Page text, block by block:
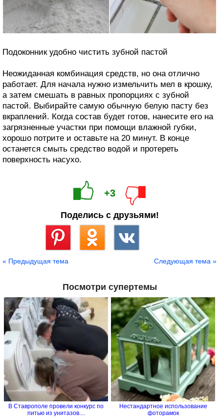
Подоконник удобно чистить зубной пастой
Неожиданная комбинация средств, но она отлично
работает. Для начала нужно измельчить мел в крошку,
а затем смешать в равных пропорциях с зубной
пастой. Выбирайте самую обычную белую пасту без
вкраплений. Когда состав будет готов, нанесите его на
загрязненные участки при помощи влажной губки,
хорошо потрите и оставьте на 20 минут. В конце
останется смыть средство водой и протереть
поверхность насухо.
+3
Поделись с друзьями!
« Предыдущая тема Следующая тема »
Посмотри супертемы
В Ставрополе провели конкурс по
питью из унитазов....
Нестандартное использование
фоторамок